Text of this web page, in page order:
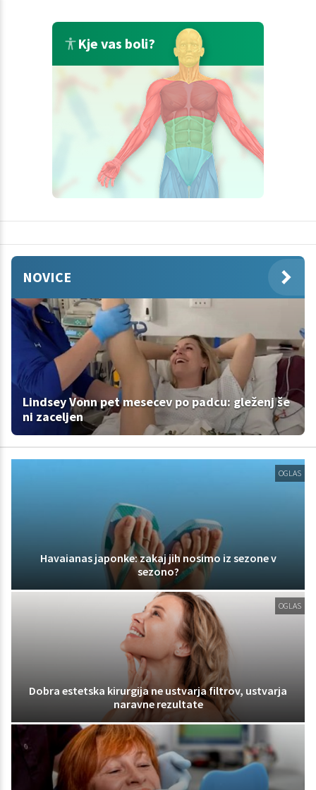
Kje vas boli?
NOVICE
Lindsey Vonn pet mesecev po padcu: gleženj še
ni zaceljen
OGLAS
Havaianas japonke: zakaj jih nosimo iz sezone v
sezono?
OGLAS
Dobra estetska kirurgija ne ustvarja filtrov, ustvarja
naravne rezultate